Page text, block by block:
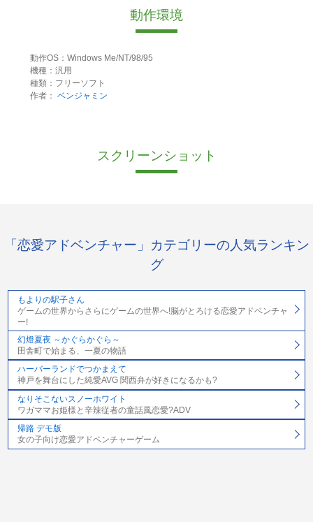
動作環境
動作OS：Windows Me/NT/98/95
機種：汎用
種類：フリーソフト
作者： ベンジャミン
スクリーンショット
「恋愛アドベンチャー」カテゴリーの人気ランキン
グ
もよりの駅子さん
ゲームの世界からさらにゲームの世界へ!脳がとろける恋愛アドベンチャ
ー!
幻燈夏夜 ～かぐらかぐら～
田舎町で始まる、一夏の物語
ハーバーランドでつかまえて
神戸を舞台にした純愛AVG 関西弁が好きになるかも?
なりそこないスノーホワイト
ワガママお姫様と辛辣従者の童話風恋愛?ADV
帰路 デモ版
女の子向け恋愛アドベンチャーゲーム